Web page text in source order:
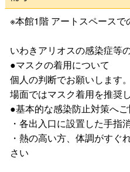
ニュース
スケジュ
アクセシ
※本館1階 アートスペースで
いわきアリオスの感染症等
●マスクの着用について
個人の判断でお願いします
場面ではマスク着用を推奨
●基本的な感染防止対策へ
・各出入口に設置した手指
・熱の高い方、体調がすぐ
さい